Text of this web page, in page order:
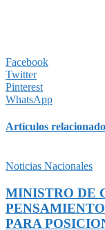
Facebook
Twitter
Pinterest
WhatsApp
Artículos
Noticias Nacionales
MINISTRO DE
PARA